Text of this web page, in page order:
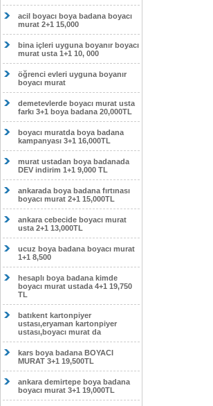
acil boyacı boya badana boyacı
murat 2+1 15,000
bina içleri uyguna boyanır boyacı
murat usta 1+1 10, 000
öğrenci evleri uyguna boyanır
boyacı murat
demetevlerde boyacı murat usta
farkı 3+1 boya badana 20,000TL
boyacı muratda boya badana
kampanyası 3+1 16,000TL
murat ustadan boya badanada
DEV indirim 1+1 9,000 TL
ankarada boya badana fırtınası
boyacı murat 2+1 15,000TL
ankara cebecide boyacı murat
usta 2+1 13,000TL
ucuz boya badana boyacı murat
1+1 8,500
hesaplı boya badana kimde
boyacı murat ustada 4+1 19,750
TL
batıkent kartonpiyer
ustası,eryaman kartonpiyer
ustası,boyacı murat da
kars boya badana BOYACI
MURAT 3+1 19,500TL
ankara demirtepe boya badana
boyacı murat 3+1 19,000TL